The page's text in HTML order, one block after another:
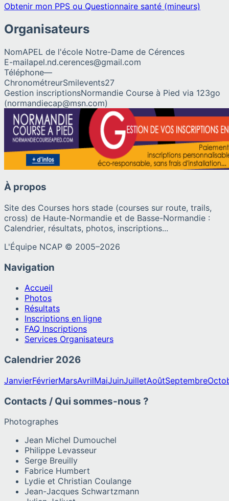
Obtenir mon PPS ou Questionnaire santé (mineurs)
Organisateurs
NomAPEL de l'école Notre-Dame de Cérences
E-mailapel.nd.cerences@gmail.com
Téléphone—
ChronométreurSmilevents27
Gestion inscriptionsNormandie Course à Pied via 123go
(normandiecap@msn.com)
À propos
Site des Courses hors stade (courses sur route, trails,
cross) de Haute-Normandie et de Basse-Normandie :
Calendrier, résultats, photos, inscriptions...
L'Équipe NCAP © 2005–2026
Navigation
Accueil
Photos
Résultats
Inscriptions en ligne
FAQ Inscriptions
Services Organisateurs
Calendrier 2026
JanvierFévrierMarsAvrilMaiJuinJuilletAoûtSeptembre
Contacts / Qui sommes-nous ?
Photographes
Jean Michel Dumouchel
Philippe Levasseur
Serge Breuilly
Fabrice Humbert
Lydie et Christian Coulange
Jean-Jacques Schwartzmann